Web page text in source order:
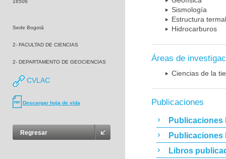
16506
Sede Bogotá
2- FACULTAD DE CIENCIAS
2- DEPARTAMENTO DE GEOCIENCIAS
CVLAC
Descargar hoja de vida
Regresar
Sismología
Estructura
Hidrocarburos
Áreas de
Ciencias de la
Publicaciones
Publicaciones
Publicaciones
Libros